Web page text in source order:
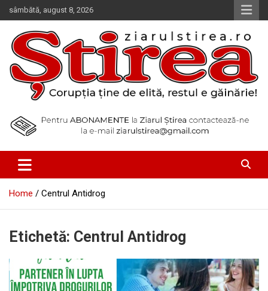
Skip
to
content
sâmbătă, august 8, 2026
Ziarul Știrea
Home Centrul Antidrog
Etichetă: Centrul Antidrog